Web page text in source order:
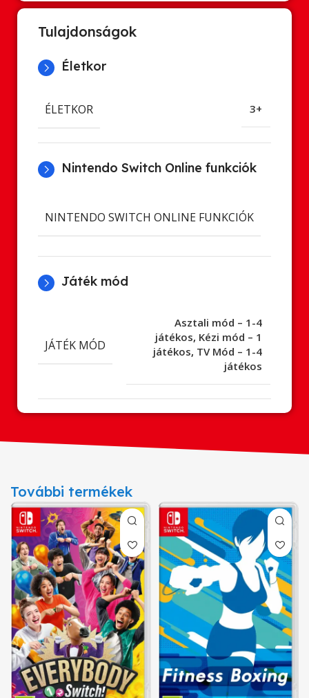
Tulajdonságok
Életkor
ÉLETKOR 3+
Nintendo Switch Online funkciók
NINTENDO SWITCH ONLINE FUNKCIÓK
Játék mód
JÁTÉK MÓD
Asztali mód – 1-4
játékos, Kézi mód – 1
játékos, TV Mód – 1-4
játékos
További termékek